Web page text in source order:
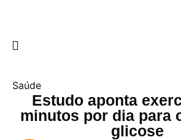
Saúde
Estudo aponta
minutos por dia para
glicose